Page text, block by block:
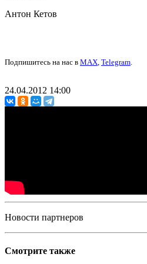
Антон Кетов
Подпишитесь на нас в MAX, Telegram.
24.04.2012 14:00
Новости партнеров
Смотрите также